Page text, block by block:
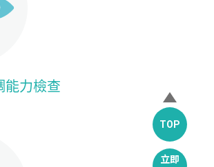
TOP
立即
能力檢查